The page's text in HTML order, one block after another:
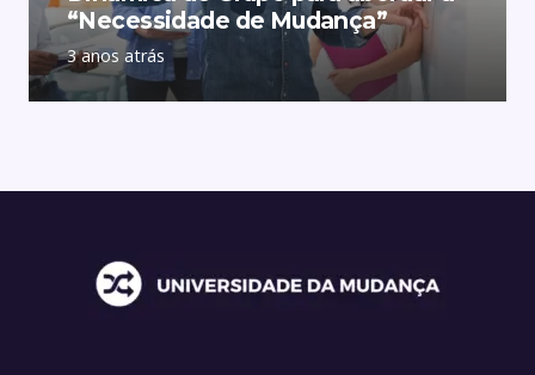
“Necessidade de Mudança”
3 anos atrás